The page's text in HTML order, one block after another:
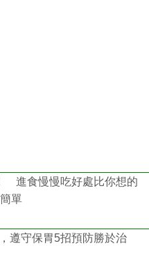
進食慢慢吃好處比你想的
單
遵守保胃5招預防勝於治